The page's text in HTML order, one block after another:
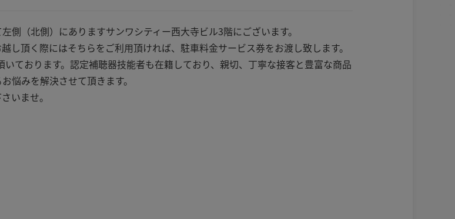
側（北側）にありますサンワシティー西大寺ビル3階にございます。
し頂く際にはそちらをご利用頂ければ、駐車料金サービス券をお渡し致します。
ております。認定補聴器技能者も在籍しており、親切、丁寧な接客と豊富な商品
悩みを解決させて頂きます。
いませ。